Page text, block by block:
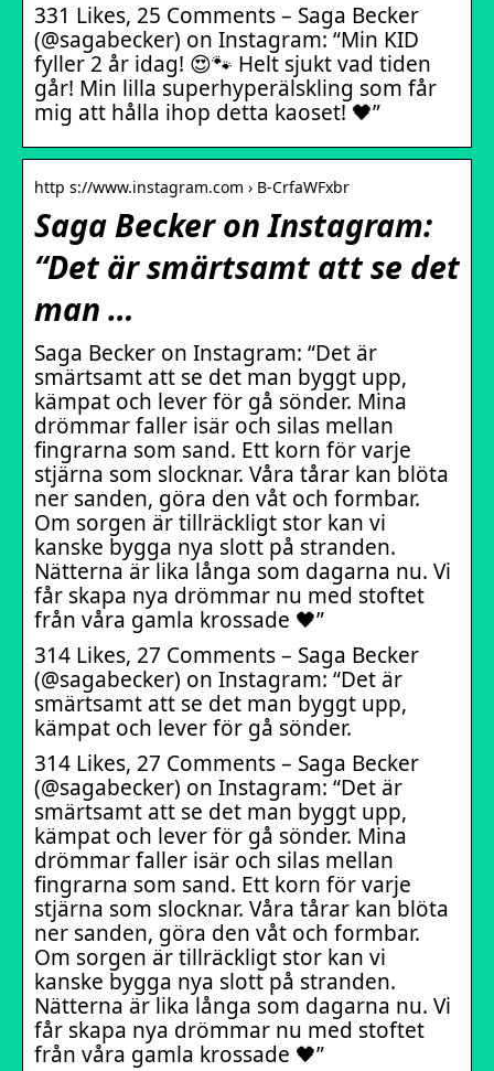
331 Likes, 25 Comments – Saga Becker
(@sagabecker) on Instagram: “Min KID
fyller 2 år idag! 😍🐾 Helt sjukt vad tiden
går! Min lilla superhyperälskling som får
mig att hålla ihop detta kaoset! 🖤”
http s://www.instagram.com › B-CrfaWFxbr
Saga Becker on Instagram:
“Det är smärtsamt att se det
man …
Saga Becker on Instagram: “Det är
smärtsamt att se det man byggt upp,
kämpat och lever för gå sönder. Mina
drömmar faller isär och silas mellan
fingrarna som sand. Ett korn för varje
stjärna som slocknar. Våra tårar kan blöta
ner sanden, göra den våt och formbar.
Om sorgen är tillräckligt stor kan vi
kanske bygga nya slott på stranden.
Nätterna är lika långa som dagarna nu. Vi
får skapa nya drömmar nu med stoftet
från våra gamla krossade 🖤”
314 Likes, 27 Comments – Saga Becker
(@sagabecker) on Instagram: “Det är
smärtsamt att se det man byggt upp,
kämpat och lever för gå sönder.
314 Likes, 27 Comments – Saga Becker
(@sagabecker) on Instagram: “Det är
smärtsamt att se det man byggt upp,
kämpat och lever för gå sönder. Mina
drömmar faller isär och silas mellan
fingrarna som sand. Ett korn för varje
stjärna som slocknar. Våra tårar kan blöta
ner sanden, göra den våt och formbar.
Om sorgen är tillräckligt stor kan vi
kanske bygga nya slott på stranden.
Nätterna är lika långa som dagarna nu. Vi
får skapa nya drömmar nu med stoftet
från våra gamla krossade 🖤”